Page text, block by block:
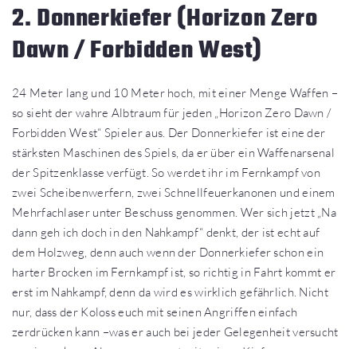
2. Donnerkiefer (Horizon Zero
Dawn / Forbidden West)
24 Meter lang und 10 Meter hoch, mit einer Menge Waffen –
so sieht der wahre Albtraum für jeden „Horizon Zero Dawn /
Forbidden West“ Spieler aus. Der Donnerkiefer ist eine der
stärksten Maschinen des Spiels, da er über ein Waffenarsenal
der Spitzenklasse verfügt. So werdet ihr im Fernkampf von
zwei Scheibenwerfern, zwei Schnellfeuerkanonen und einem
Mehrfachlaser unter Beschuss genommen. Wer sich jetzt „Na
dann geh ich doch in den Nahkampf“ denkt, der ist echt auf
dem Holzweg, denn auch wenn der Donnerkiefer schon ein
harter Brocken im Fernkampf ist, so richtig in Fahrt kommt er
erst im Nahkampf, denn da wird es wirklich gefährlich. Nicht
nur, dass der Koloss euch mit seinen Angriffen einfach
zerdrücken kann –was er auch bei jeder Gelegenheit versucht